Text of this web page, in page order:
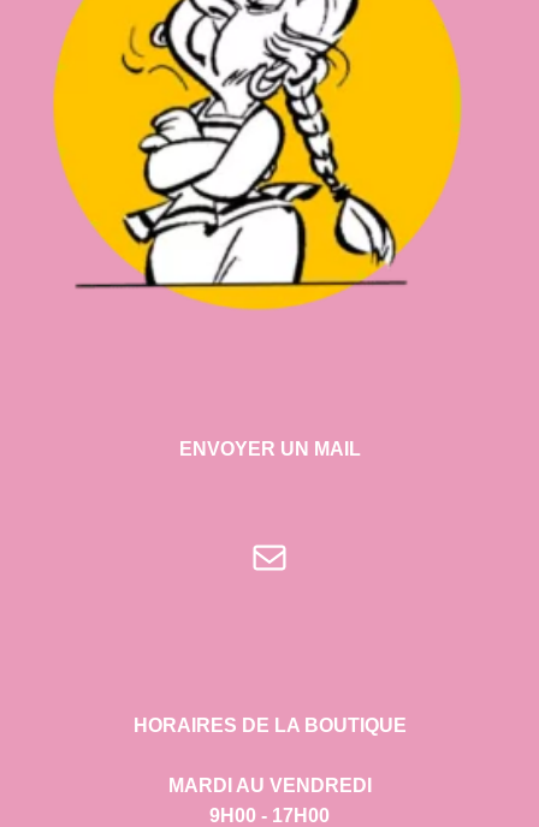
ENVOYER UN MAIL
E-mail
HORAIRES DE LA BOUTIQUE
MARDI AU VENDREDI
9H00 - 17H00